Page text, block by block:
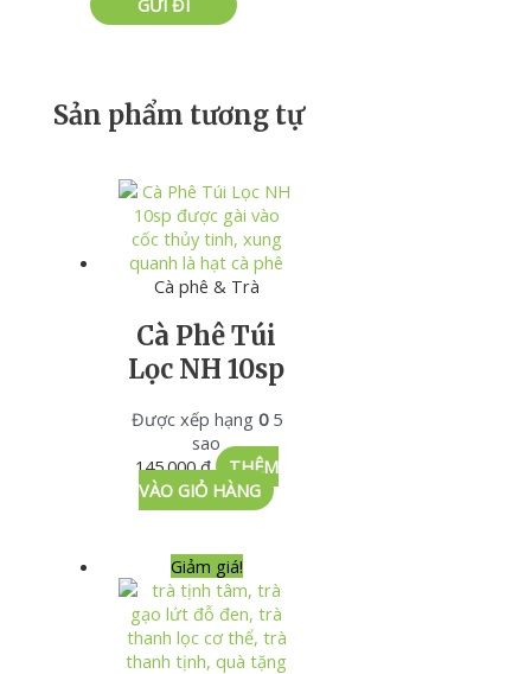
Sản phẩm tương tự
Cà phê & Trà
Cà Phê Túi
Lọc NH 10sp
Được xếp hạng 05
sao
145.000₫
THÊM
VÀO GIỎ HÀNG
Giảm giá!